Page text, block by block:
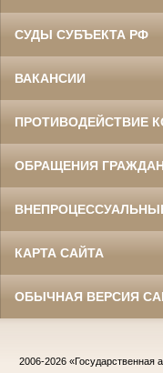
СУДЫ СУБЪЕКТА РФ
ВАКАНСИИ
ПРОТИВОДЕЙСТВИЕ
ОБРАЩЕНИЯ ГРАЖДАН
КАРТА САЙТА
ОБЫЧНАЯ ВЕРСИЯ
2006-2026 «Государственная